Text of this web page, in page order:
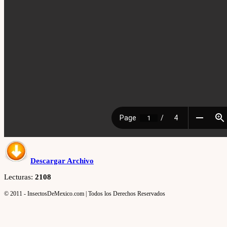
Descargar Archivo
Lecturas: 2108
© 2011 - InsectosDeMexico.com | Todos los Derechos Reservados